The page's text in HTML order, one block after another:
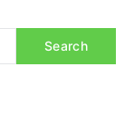
Search